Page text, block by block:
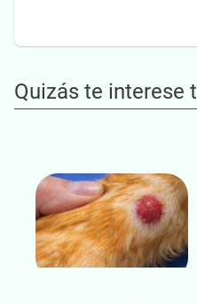
Quizás te interese